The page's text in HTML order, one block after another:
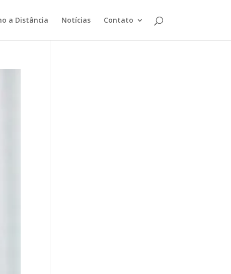
a Distância Notícias Contato